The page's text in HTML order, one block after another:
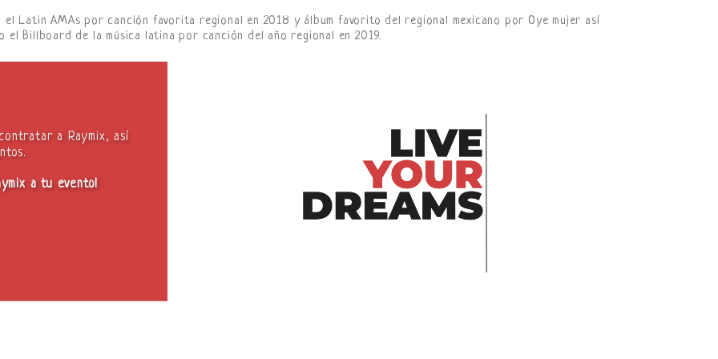
Latin AMAs por canción favorita regional en 2018 y álbum favorito del regional mexicano por Oye mujer así
el Billboard de la música latina por canción del año regional en 2019.
a Raymix, así
a tu evento!